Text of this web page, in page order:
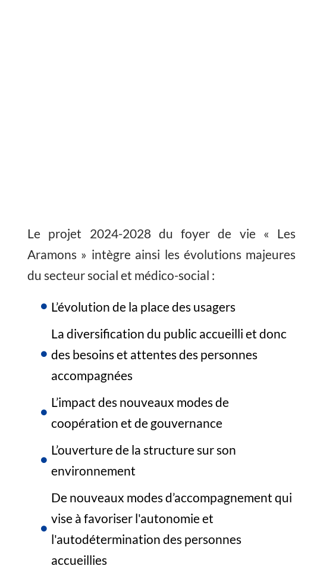
Le projet 2024-2028 du foyer de vie « Les
Aramons » intègre ainsi les évolutions majeures
du secteur social et médico-social :
L’évolution de la place des usagers
La diversification du public accueilli et donc
des besoins et attentes des personnes
accompagnées
L’impact des nouveaux modes de
coopération et de gouvernance
L’ouverture de la structure sur son
environnement
De nouveaux modes d’accompagnement qui
vise à favoriser l'autonomie et
l'autodétermination des personnes
accueillies